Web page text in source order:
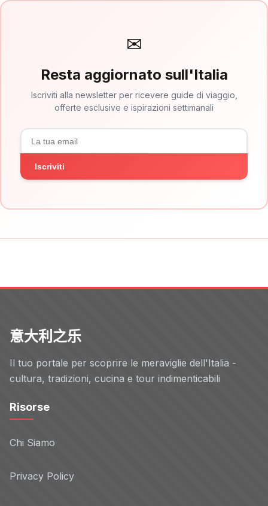
✉
Resta aggiornato sull'Italia
Iscriviti alla newsletter per ricevere guide di viaggio,
offerte esclusive e ispirazioni settimanali
Iscriviti
意大利之乐
Il tuo portale per scoprire le meraviglie dell'Italia -
cultura, tradizioni, cucina e tour indimenticabili
Risorse
Chi Siamo
Privacy Policy